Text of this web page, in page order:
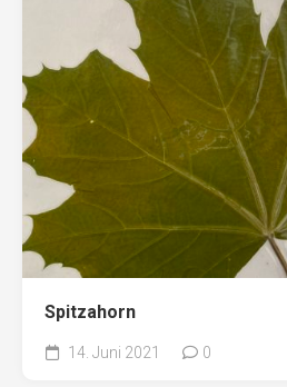
Spitzahorn
14. Juni 2021 0